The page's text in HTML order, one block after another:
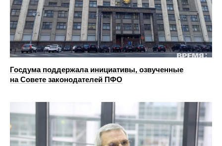
Госдума поддержала инициативы, озвученные
на Совете законодателей ПФО